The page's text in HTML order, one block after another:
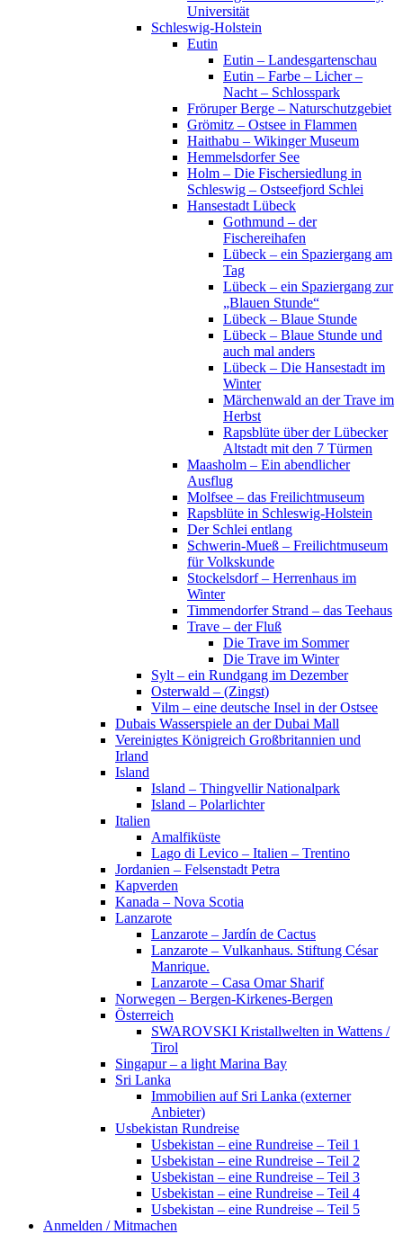
Universität
Schleswig-Holstein
Eutin
Eutin – Landesgartenschau
Eutin – Farbe – Licher –
Nacht – Schlosspark
Fröruper Berge – Naturschutzgebiet
Grömitz – Ostsee in Flammen
Haithabu – Wikinger Museum
Hemmelsdorfer See
Holm – Die Fischersiedlung in
Schleswig – Ostseefjord Schlei
Hansestadt Lübeck
Gothmund – der
Fischereihafen
Lübeck – ein Spaziergang am
Tag
Lübeck – ein Spaziergang zur
„Blauen Stunde“
Lübeck – Blaue Stunde
Lübeck – Blaue Stunde und
auch mal anders
Lübeck – Die Hansestadt im
Winter
Märchenwald an der Trave im
Herbst
Rapsblüte über der Lübecker
Altstadt mit den 7 Türmen
Maasholm – Ein abendlicher
Ausflug
Molfsee – das Freilichtmuseum
Rapsblüte in Schleswig-Holstein
Der Schlei entlang
Schwerin-Mueß – Freilichtmuseum
für Volkskunde
Stockelsdorf – Herrenhaus im
Winter
Timmendorfer Strand – das Teehaus
Trave – der Fluß
Die Trave im Sommer
Die Trave im Winter
Sylt – ein Rundgang im Dezember
Osterwald – (Zingst)
Vilm – eine deutsche Insel in der Ostsee
Dubais Wasserspiele an der Dubai Mall
Vereinigtes Königreich Großbritannien und
Irland
Island
Island – Thingvellir Nationalpark
Island – Polarlichter
Italien
Amalfiküste
Lago di Levico – Italien – Trentino
Jordanien – Felsenstadt Petra
Kapverden
Kanada – Nova Scotia
Lanzarote
Lanzarote – Jardín de Cactus
Lanzarote – Vulkanhaus. Stiftung César
Manrique.
Lanzarote – Casa Omar Sharif
Norwegen – Bergen-Kirkenes-Bergen
Österreich
SWAROVSKI Kristallwelten in Wattens /
Tirol
Singapur – a light Marina Bay
Sri Lanka
Immobilien auf Sri Lanka (externer
Anbieter)
Usbekistan Rundreise
Usbekistan – eine Rundreise – Teil 1
Usbekistan – eine Rundreise – Teil 2
Usbekistan – eine Rundreise – Teil 3
Usbekistan – eine Rundreise – Teil 4
Usbekistan – eine Rundreise – Teil 5
Anmelden / Mitmachen